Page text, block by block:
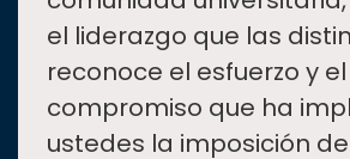
el liderazgo que las
reconoce el esfuerzo y el
compromiso que ha
ustedes la imposición